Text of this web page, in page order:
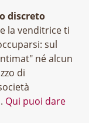
discreto
la venditrice ti
sul
né alcun
di
Qui puoi dare